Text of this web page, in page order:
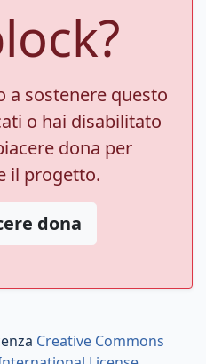
a sostenere questo
o hai disabilitato
dona per
il progetto.
dona
Creative Commons